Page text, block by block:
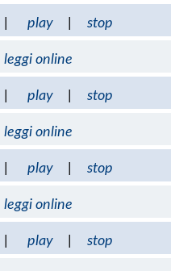
play stop
leggi online
play stop
leggi online
play stop
leggi online
play stop